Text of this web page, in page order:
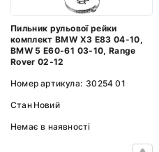
Пильник рульової рейки
комплект BMW X3 E83 04-10,
BMW 5 E60-61 03-10, Range
Rover 02-12
Номер артикула: 30254 01
Стан Новий
Немає в наявності